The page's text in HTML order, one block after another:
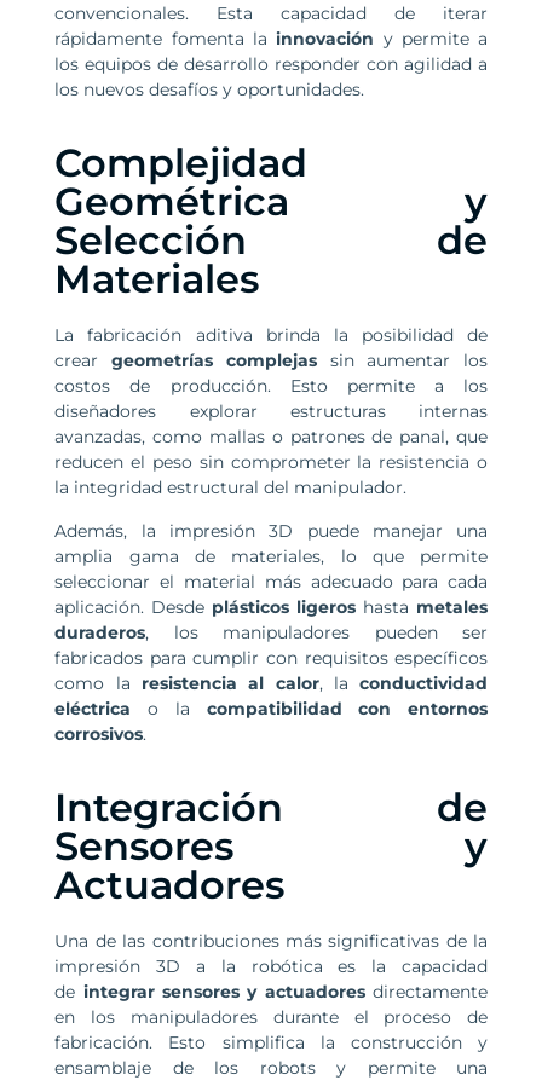
convencionales. Esta capacidad de iterar
rápidamente fomenta lainnovación y permite a
los equipos de desarrollo responder con agilidad a
los nuevos desafíos y oportunidades.
Complejidad
Geométrica y
Selección de
Materiales
La fabricación aditiva brinda la posibilidad de
creargeometrías complejassin aumentar los
costos de producción. Esto permite a los
diseñadores explorar estructuras internas
avanzadas, como mallas o patrones de panal, que
reducen el peso sin comprometer la resistencia o
la integridad estructural del manipulador.
Además, la impresión 3D puede manejar una
amplia gama de materiales, lo que permite
seleccionar el material más adecuado para cada
aplicación. Desde plásticos ligeros hasta metales
duraderos, los manipuladores pueden ser
fabricados para cumplir con requisitos específicos
como la resistencia al calor, laconductividad
eléctrica o la compatibilidad con entornos
corrosivos.
Integración de
Sensores y
Actuadores
Una de las contribuciones más significativas de la
impresión 3D a la robótica es la capacidad
de integrar sensores y actuadoresdirectamente
en los manipuladores durante el proceso de
fabricación. Esto simplifica la construcción y
ensamblaje de los robots y permite una